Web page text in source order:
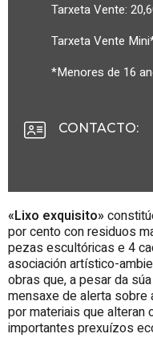
Tarxeta Vente:
Tarxeta Vente
*Menores de 16
CONTACTO:
«Lixo exquisito»
por cento con residuos
pezas escultóricas e 4
asociación artístico-
obras que, a pesar da
mensaxe de alerta sobre
por materiais que
importantes prexuízos